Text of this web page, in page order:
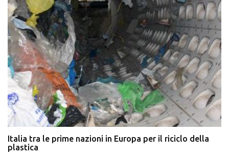
Italia tra le prime nazioni in Europa per il riciclo della
plastica